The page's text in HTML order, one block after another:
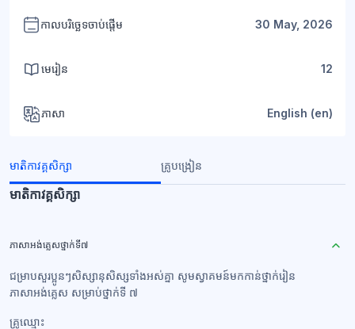
កាលបរិច្ឆេទចាប់ផ្តើម 30 May, 2026
មេរៀន 12
ភាសា English ‎(en)‎
មាតិកាវគ្គសិក្សា គ្រូបង្រៀន
មាតិកាវគ្គសិក្សា
ភាសាអង់គ្លេសថ្នាក់ទី៧
ជម្រាបសួរប្អូនៗសិស្សានុសិស្សទាំងអស់គ្នា សូមស្វាគមន៍មកកាន់ថ្នាក់រៀន
ភាសាអង់គ្លេស សម្រាប់ថ្នាក់ទី ៧
គ្រូឈ្មោះ